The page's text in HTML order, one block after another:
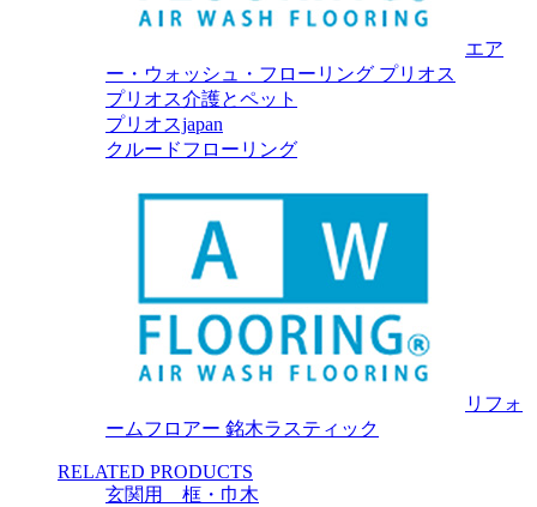
エア
ー・ウォッシュ・フローリング プリオス
プリオス介護とペット
プリオスjapan
クルードフローリング
リフォ
ームフロアー 銘木ラスティック
RELATED PRODUCTS
玄関用 框・巾木